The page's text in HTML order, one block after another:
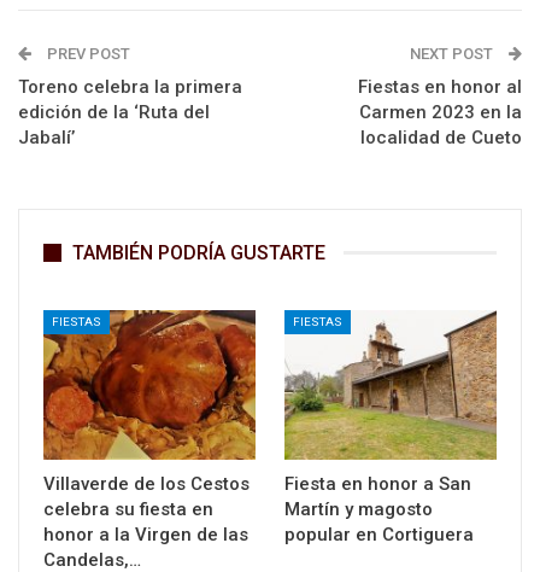
PREV POST
Toreno celebra la primera
edición de la ‘Ruta del
Jabalí’
NEXT POST
Fiestas en honor al
Carmen 2023 en la
localidad de Cueto
TAMBIÉN PODRÍA GUSTARTE
FIESTAS
Villaverde de los Cestos
celebra su fiesta en
honor a la Virgen de las
Candelas,…
FIESTAS
Fiesta en honor a San
Martín y magosto
popular en Cortiguera